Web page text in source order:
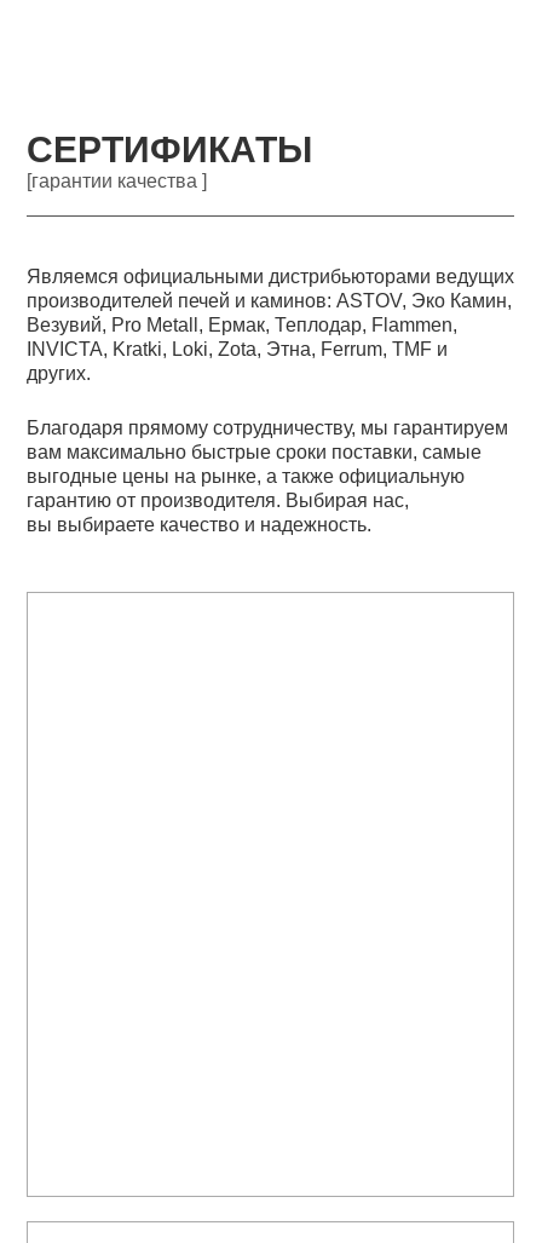
СЕРТИФИКАТЫ
[гарантии качества ]
Являемся официальными дистрибьюторами ведущих
производителей печей и каминов: ASTOV, Эко Камин,
Везувий, Pro Metall, Ермак, Теплодар, Flammen,
INVICTA, Kratki, Loki, Zota, Этна, Ferrum, TMF и
других.
Благодаря прямому сотрудничеству, мы гарантируем
вам максимально быстрые сроки поставки, самые
выгодные цены на рынке, а также официальную
гарантию от производителя. Выбирая нас,
вы выбираете качество и надежность.